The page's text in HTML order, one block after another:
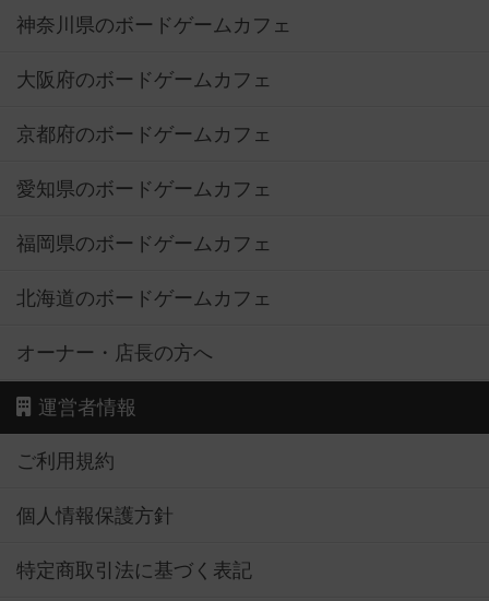
神奈川県のボードゲームカフェ
大阪府のボードゲームカフェ
京都府のボードゲームカフェ
愛知県のボードゲームカフェ
福岡県のボードゲームカフェ
北海道のボードゲームカフェ
オーナー・店長の方へ
運営者情報
ご利用規約
個人情報保護方針
特定商取引法に基づく表記